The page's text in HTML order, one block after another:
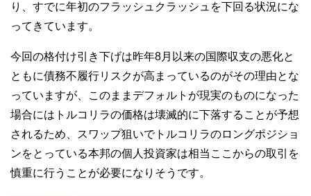
り、すでに年初のフラッシュクラッシュを下回る状況にな
ってきています。
今回の格付け引き下げは昨年8月以来の国際収支の悪化と
ともに債務不履行リスクが高まっているのがその理由とな
っていますが、このままデフォルトが現実のものになった
場合にはトルコリラの価格は壊滅的に下落することが予想
されるため、スワップ狙いでトルコリラのロングポジショ
ンをとっている本邦の個人投資家は相当ここからの取引を
慎重に行うことが必要になりそうです。